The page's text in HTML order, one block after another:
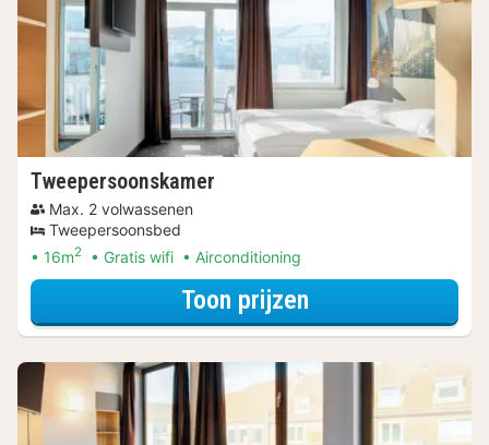
Tweepersoonskamer
Max. 2 volwassenen
Tweepersoonsbed
16m2 Gratis wifi Airconditioning
Toon prijzenvoor Beleef de